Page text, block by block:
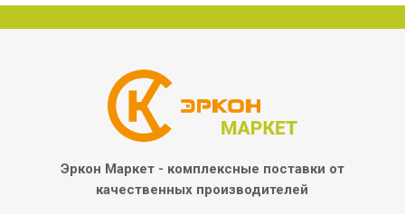
Эркон Маркет - комплексные поставки от
качественных производителей